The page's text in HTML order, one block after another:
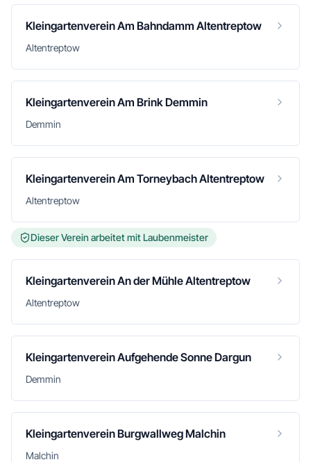
Kleingartenverein Am Bahndamm Altentreptow
Altentreptow
Kleingartenverein Am Brink Demmin
Demmin
Kleingartenverein Am Torneybach Altentreptow
Altentreptow
Dieser Verein arbeitet mit Laubenmeister
Kleingartenverein An der Mühle Altentreptow
Altentreptow
Kleingartenverein Aufgehende Sonne Dargun
Demmin
Kleingartenverein Burgwallweg Malchin
Malchin